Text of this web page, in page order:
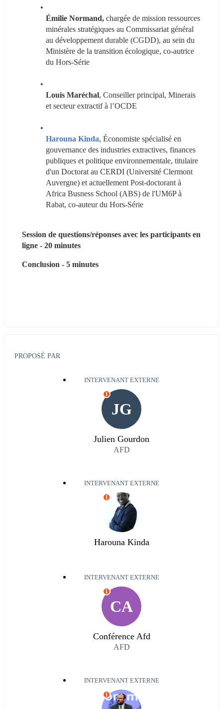
Émilie Normand, chargée de mission ressources
minérales stratégiques au Commissariat général
au développement durable (CGDD), au sein du
Ministère de la transition écologique, co-autrice
du Hors-Série
Louis Maréchal, Conseiller principal, Minerais
et secteur extractif à l’OCDE
Harouna Kinda, Économiste spécialisé en
gouvernance des industries extractives, finances
publiques et politique environnementale, titulaire
d'un Doctorat au CERDI (Université Clermont
Auvergne) et actuellement Post-doctorant à
Africa Busness School (ABS) de l'UM6P à
Rabat, co-auteur du Hors-Série
Session de questions/réponses avec les participants en
ligne - 20 minutes
Conclusion - 5 minutes
PROPOSÉ PAR
INTERVENANT EXTERNE
JG
I
Julien Gourdon
AFD
INTERVENANT EXTERNE
I
Harouna Kinda
INTERVENANT EXTERNE
CA
I
Conférence Afd
AFD
INTERVENANT EXTERNE
I